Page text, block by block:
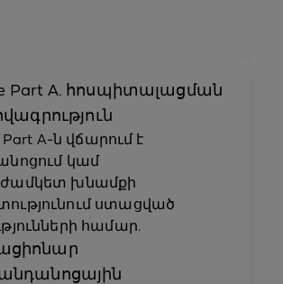
Part A. հոսպիտալացման
Part A-ն վճարում է
կամ
խնամքի
ստացված
համար.